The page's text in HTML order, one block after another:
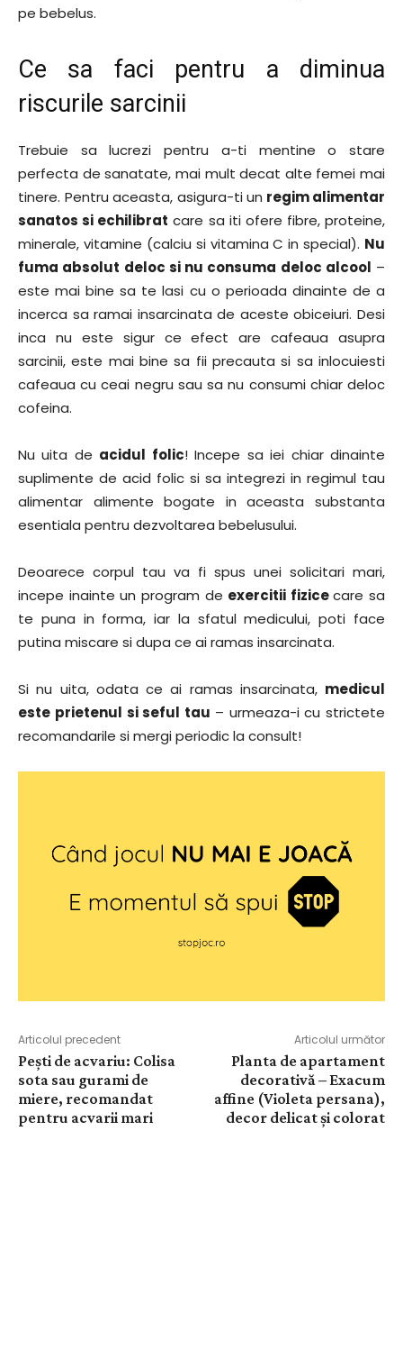
pe bebelus.
Ce sa faci pentru a diminua
riscurile sarcinii
Trebuie sa lucrezi pentru a-ti mentine o stare
perfecta de sanatate, mai mult decat alte femei mai
tinere. Pentru aceasta, asigura-ti un regim alimentar
sanatos si echilibrat care sa iti ofere fibre, proteine,
minerale, vitamine (calciu si vitamina C in special). Nu
fuma absolut deloc si nu consuma deloc alcool –
este mai bine sa te lasi cu o perioada dinainte de a
incerca sa ramai insarcinata de aceste obiceiuri. Desi
inca nu este sigur ce efect are cafeaua asupra
sarcinii, este mai bine sa fii precauta si sa inlocuiesti
cafeaua cu ceai negru sau sa nu consumi chiar deloc
cofeina.
Nu uita de acidul folic! Incepe sa iei chiar dinainte
suplimente de acid folic si sa integrezi in regimul tau
alimentar alimente bogate in aceasta substanta
esentiala pentru dezvoltarea bebelusului.
Deoarece corpul tau va fi spus unei solicitari mari,
incepe inainte un program de exercitii fizicecare sa
te puna in forma, iar la sfatul medicului, poti face
putina miscare si dupa ce ai ramas insarcinata.
Si nu uita, odata ce ai ramas insarcinata, medicul
este prietenul si seful tau – urmeaza-i cu strictete
recomandarile si mergi periodic la consult!
Articolul precedent
Pești de acvariu: Colisa
sota sau gurami de
miere, recomandat
pentru acvarii mari
Articolul următor
Planta de apartament
decorativă – Exacum
affine (Violeta persana),
decor delicat și colorat